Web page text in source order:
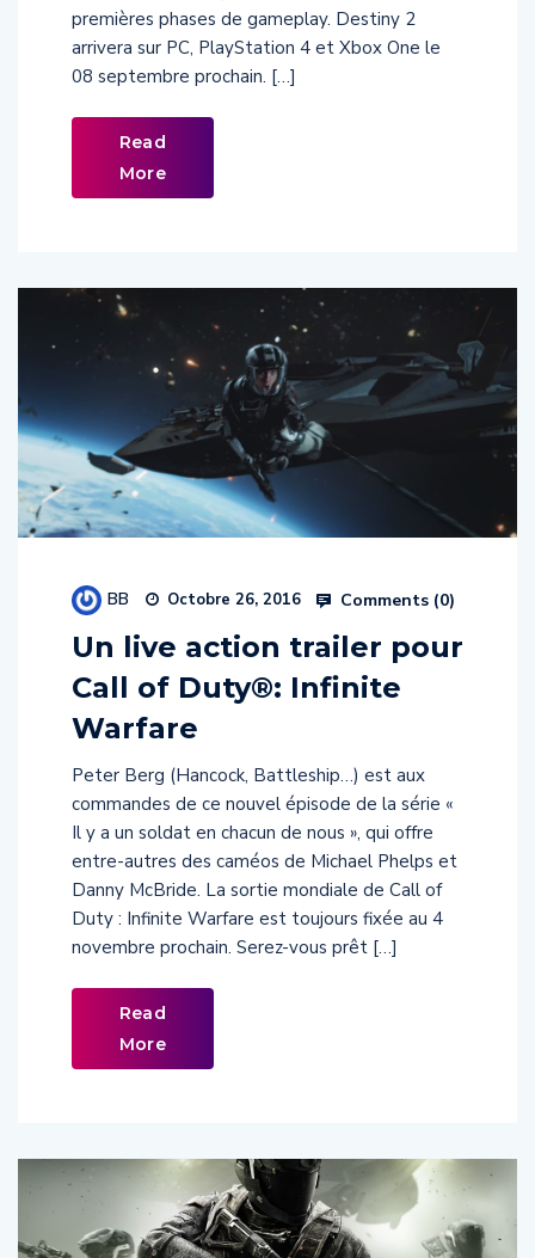
arrivera sur PC, PlayStation 4 et Xbox One le
08 septembre prochain. […]
Read
More
Un live action trailer pour
Call of Duty®: Infinite
Warfare
commandes de ce nouvel épisode de la série «
Il y a un soldat en chacun de nous », qui offre
entre-autres des caméos de Michael Phelps et
Danny McBride. La sortie mondiale de Call of
Duty : Infinite Warfare est toujours fixée au 4
novembre prochain. Serez-vous prêt […]
Read
More